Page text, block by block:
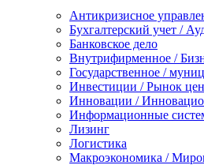
Антикризисное
Бухгалтерский учет /
Банковское дело
Внутрифирменное /
Государственное /
Инвестиции / Рынок
Инновации /
Информационные
Лизинг
Логистика
Макроэкономика /